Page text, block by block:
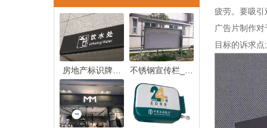
房地产标识牌制
作_房地产
不锈钢宣传栏_不
锈钢宣传
疲劳。要吸
广告片制作
目标的诉求